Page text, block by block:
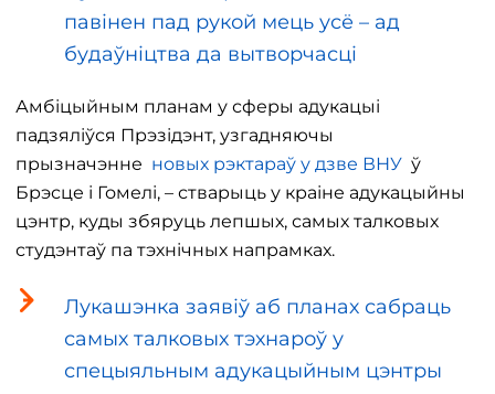
павінен пад рукой мець усё – ад
будаўніцтва да вытворчасці
Амбіцыйным планам у сферы адукацыі
падзяліўся Прэзідэнт, узгадняючы
прызначэнне новых рэктараў у дзве ВНУ ў
Брэсце і Гомелі, – стварыць у краіне адукацыйны
цэнтр, куды збяруць лепшых, самых талковых
студэнтаў па тэхнічных напрамках.
Лукашэнка заявіў аб планах сабраць
самых талковых тэхнароў у
спецыяльным адукацыйным цэнтры